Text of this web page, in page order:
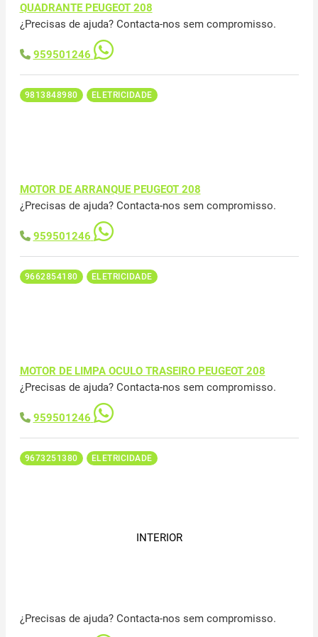
QUADRANTE PEUGEOT 208
¿Precisas de ajuda? Contacta-nos sem compromisso.
959501246
9813848980 ELETRICIDADE
MOTOR DE ARRANQUE PEUGEOT 208
¿Precisas de ajuda? Contacta-nos sem compromisso.
959501246
9662854180 ELETRICIDADE
MOTOR DE LIMPA OCULO TRASEIRO PEUGEOT 208
¿Precisas de ajuda? Contacta-nos sem compromisso.
959501246
9673251380 ELETRICIDADE
INTERIOR
¿Precisas de ajuda? Contacta-nos sem compromisso.